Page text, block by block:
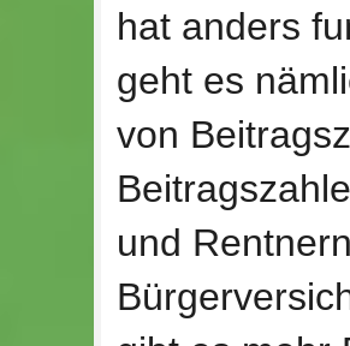
hat anders
geht es
von
und